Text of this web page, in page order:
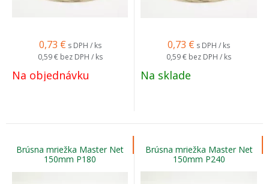
0,73 € s DPH / ks
0,59 € bez DPH / ks
Na objednávku
0,73 € s DPH / ks
0,59 € bez DPH / ks
Na sklade
Brúsna mriežka Master Net
150mm P180
Brúsna mriežka Master Net
150mm P240